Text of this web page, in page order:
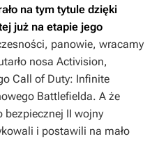
na tym tytule dzięki
już na etapie jego
panowie, wracamy
nosa Activision,
Call of Duty: Infinite
Battlefielda. A że
II wojny
i postawili na mało